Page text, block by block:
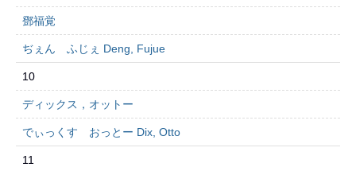
鄧福覚
ぢぇん ふじぇ Deng, Fujue
10
ディックス，オットー
でぃっくす おっとー Dix, Otto
11